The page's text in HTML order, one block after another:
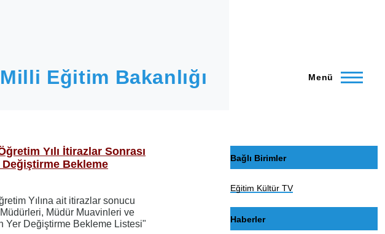
Eğitim Bakanlığı Menü
Yılı İtirazlar Sonrası
Değiştirme Bekleme
Yılına ait itirazlar sonucu
Müdür Muavinleri ve
Yer Değiştirme Bekleme Listesi"
Bağlı Birimler
Eğitim Kültür TV
Haberler